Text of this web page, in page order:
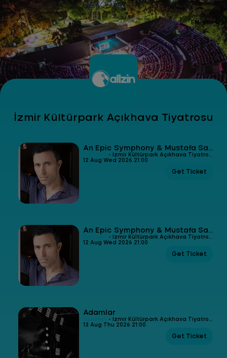
EN
İzmir Kültürpark Açıkhava Tiyatrosu
An Epic Symphony & Mustafa Sandal
- İzmir Kültürpark Açıkhava Tiyatrosu
12 Aug Wed 2026 21:00
Get Ticket
An Epic Symphony & Mustafa Sandal
- İzmir Kültürpark Açıkhava Tiyatrosu
12 Aug Wed 2026 21:00
Get Ticket
Adamlar
- İzmir Kültürpark Açıkhava Tiyatrosu
13 Aug Thu 2026 21:00
Get Ticket